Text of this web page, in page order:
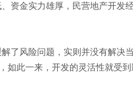
资金实力雄厚，民营地产开
了风险问题，实则并没有解决
如此一来，开发的灵活性就受